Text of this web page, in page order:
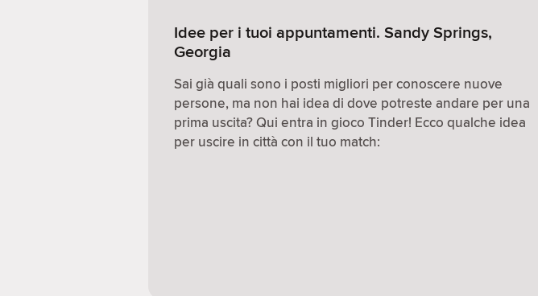
Idee per i tuoi appuntamenti. Sandy Springs,
Georgia
Sai già quali sono i posti migliori per conoscere nuove
persone, ma non hai idea di dove potreste andare per una
prima uscita? Qui entra in gioco Tinder! Ecco qualche idea
per uscire in città con il tuo match: